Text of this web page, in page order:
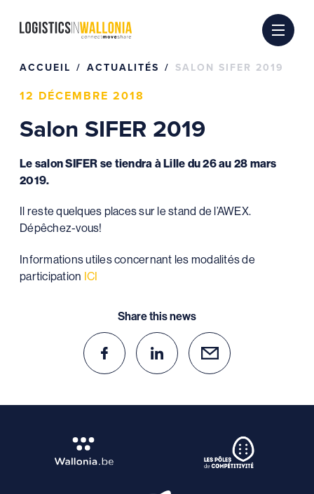
ACCUEIL ACTUALITÉS SALON SIFER 2019
12 DÉCEMBRE 2018
Salon SIFER 2019
Le salon SIFER se tiendra à Lille du 26 au 28 mars
2019.
Il reste quelques places sur le stand de l’AWEX.
Dépêchez-vous!
Informations utiles concernant les modalités de
participation ICI
Share this news